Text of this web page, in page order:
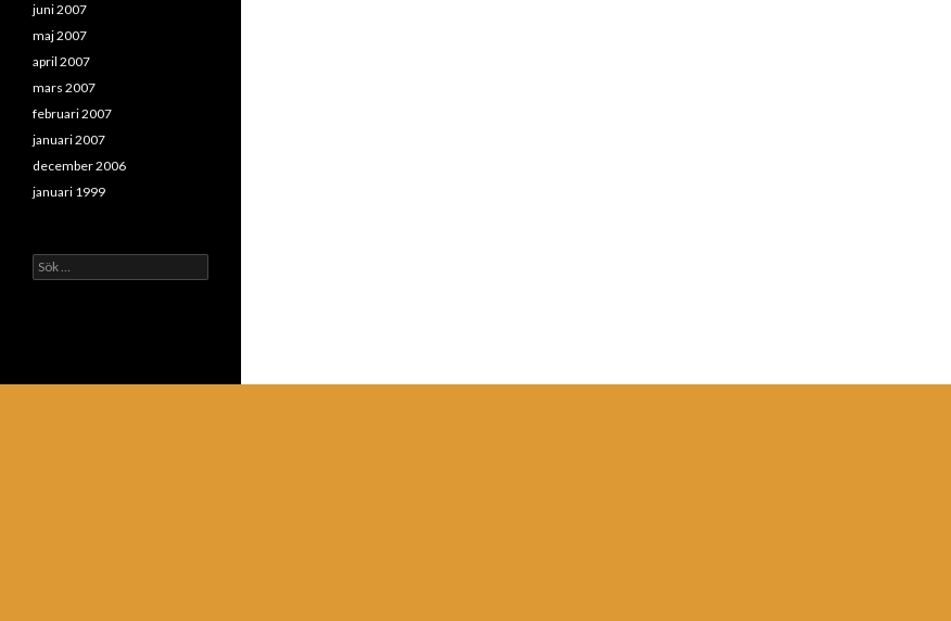
juni 2007
maj 2007
april 2007
mars 2007
februari 2007
januari 2007
december 2006
januari 1999
Sök
efter: